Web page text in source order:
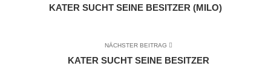
KATER SUCHT SEINE BESITZER (MILO)
NÄCHSTER BEITRAG
KATER SUCHT SEINE BESITZER